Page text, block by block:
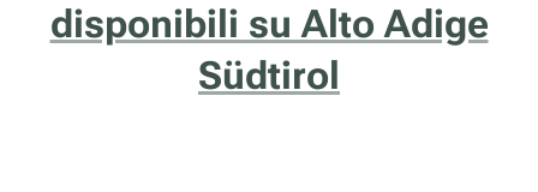
disponibili su Alto Adige
Südtirol